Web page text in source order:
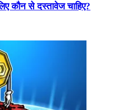
कौन से दस्तावेज चाहिए?